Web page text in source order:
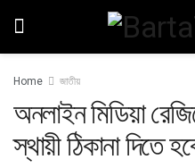
Home জাতীয়
অনলাইন মিডিয়া
স্থায়ী ঠিকানা দিতে